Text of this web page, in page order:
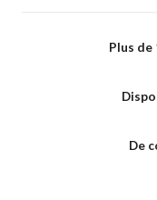
Plus de
De